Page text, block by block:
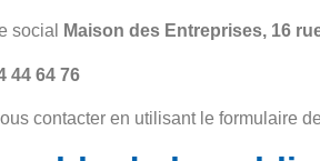
social Maison des Entreprises, 16
44 64 76
contacter en utilisant le formulaire